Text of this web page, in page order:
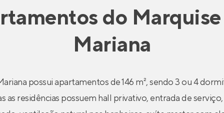
do
Mariana
possui apartamentos de 146 m², sendo 3 ou 4
as residências possuem hall privativo, entrada de